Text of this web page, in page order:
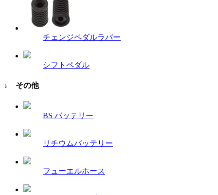
チェンジペダルラバー
シフトペダル
↓ その他
BS バッテリー
リチウムバッテリー
フューエルホース